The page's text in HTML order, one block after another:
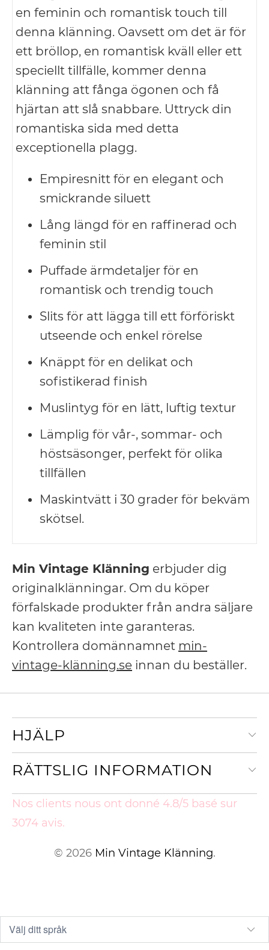
en feminin och romantisk touch till
denna klänning. Oavsett om det är för
ett bröllop, en romantisk kväll eller ett
speciellt tillfälle, kommer denna
klänning att fånga ögonen och få
hjärtan att slå snabbare. Uttryck din
romantiska sida med detta
exceptionella plagg.
Empiresnitt för en elegant och
smickrande siluett
Lång längd för en raffinerad och
feminin stil
Puffade ärmdetaljer för en
romantisk och trendig touch
Slits för att lägga till ett förföriskt
utseende och enkel rörelse
Knäppt för en delikat och
sofistikerad finish
Muslintyg för en lätt, luftig textur
Lämplig för vår-, sommar- och
höstsäsonger, perfekt för olika
tillfällen
Maskintvätt i 30 grader för bekväm
skötsel.
Min Vintage Klänning erbjuder dig
originalklänningar. Om du köper
förfalskade produkter från andra säljare
kan kvaliteten inte garanteras.
Kontrollera domännamnet min-
vintage-klänning.se innan du beställer.
HJÄLP
RÄTTSLIG INFORMATION
Nos clients nous ont donné 4.8/5 basé sur
3074 avis.
© 2026 Min Vintage Klänning.